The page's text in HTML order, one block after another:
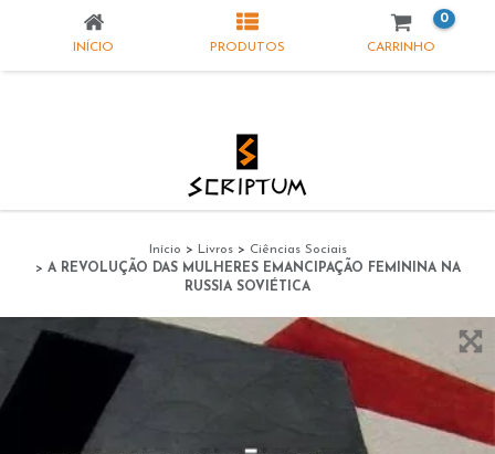
INÍCIO PRODUTOS CARRINHO
0
Início > Livros > Ciências Sociais
> A REVOLUÇÃO DAS MULHERES EMANCIPAÇÃO FEMININA NA
RUSSIA SOVIÉTICA